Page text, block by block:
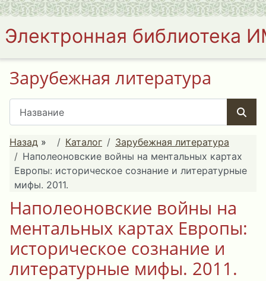
Электронная библиотека
Зарубежная литература
Назад » Каталог
Зарубежная литература
Наполеоновские войны на ментальных картах
Европы: историческое сознание и литературные
мифы. 2011.
Наполеоновские войны на
ментальных картах Европы:
историческое сознание и
литературные мифы. 2011.